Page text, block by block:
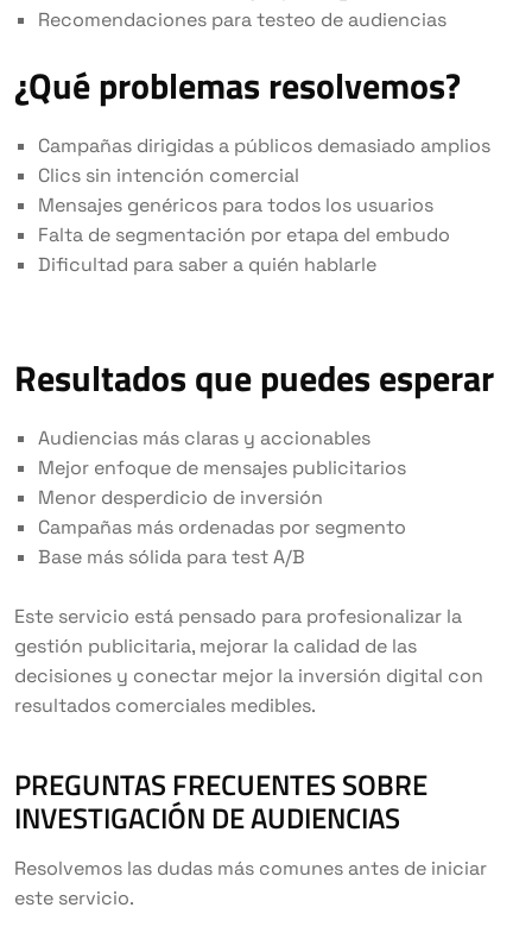
Recomendaciones para testeo de audiencias
¿Qué problemas resolvemos?
Campañas dirigidas a públicos demasiado amplios
Clics sin intención comercial
Mensajes genéricos para todos los usuarios
Falta de segmentación por etapa del embudo
Dificultad para saber a quién hablarle
Resultados que puedes esperar
Audiencias más claras y accionables
Mejor enfoque de mensajes publicitarios
Menor desperdicio de inversión
Campañas más ordenadas por segmento
Base más sólida para test A/B
Este servicio está pensado para profesionalizar la
gestión publicitaria, mejorar la calidad de las
decisiones y conectar mejor la inversión digital con
resultados comerciales medibles.
PREGUNTAS FRECUENTES SOBRE
INVESTIGACIÓN DE AUDIENCIAS
Resolvemos las dudas más comunes antes de iniciar
este servicio.